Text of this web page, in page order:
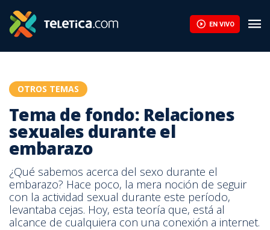
EN VIVO
OTROS TEMAS
Tema de fondo: Relaciones
sexuales durante el
embarazo
¿Qué sabemos acerca del sexo durante el
embarazo? Hace poco, la mera noción de seguir
con la actividad sexual durante este período,
levantaba cejas. Hoy, esta teoría que, está al
alcance de cualquiera con una conexión a internet.